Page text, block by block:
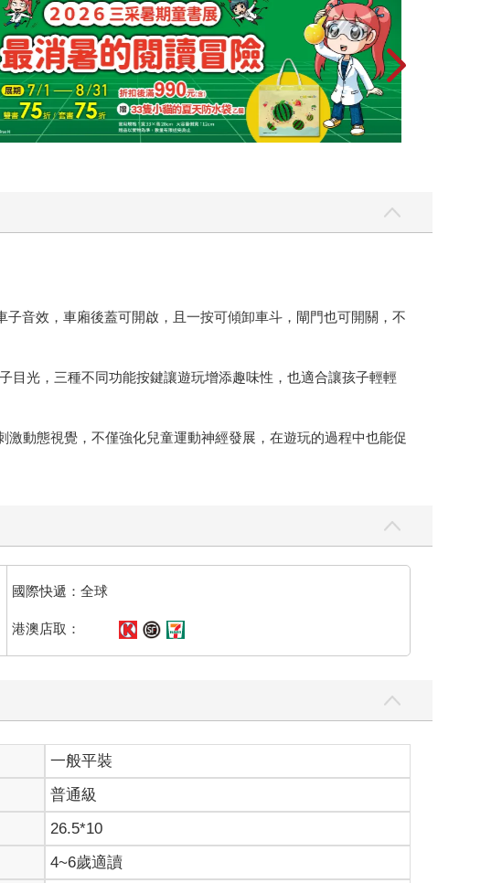
音效，車廂後蓋可開啟，且一按可傾卸車斗，閘門也可開關，不
目光，三種不同功能按鍵讓遊玩增添趣味性，也適合讓孩子輕輕
動態視覺，不僅強化兒童運動神經發展，在遊玩的過程中也能促
國際快遞：全球
港澳店取：
一般平裝
普通級
26.5*10
4~6歲適讀